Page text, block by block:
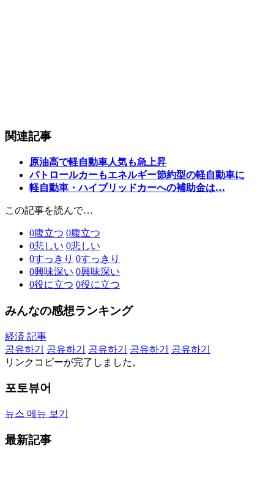
関連記事
原油高で軽自動車人気も急上昇
パトロールカーもエネルギー節約型の軽自動車に
軽自動車・ハイブリッドカーへの補助金は…
この記事を読んで…
0腹立つ 0腹立つ
0悲しい 0悲しい
0すっきり 0すっきり
0興味深い 0興味深い
0役に立つ 0役に立つ
みんなの感想ランキング
経済 記事
공유하기
공유하기 공유하기 공유하기
공유하기
リンクコピーが完了しました。
포토뷰어
뉴스 메뉴 보기
最新記事